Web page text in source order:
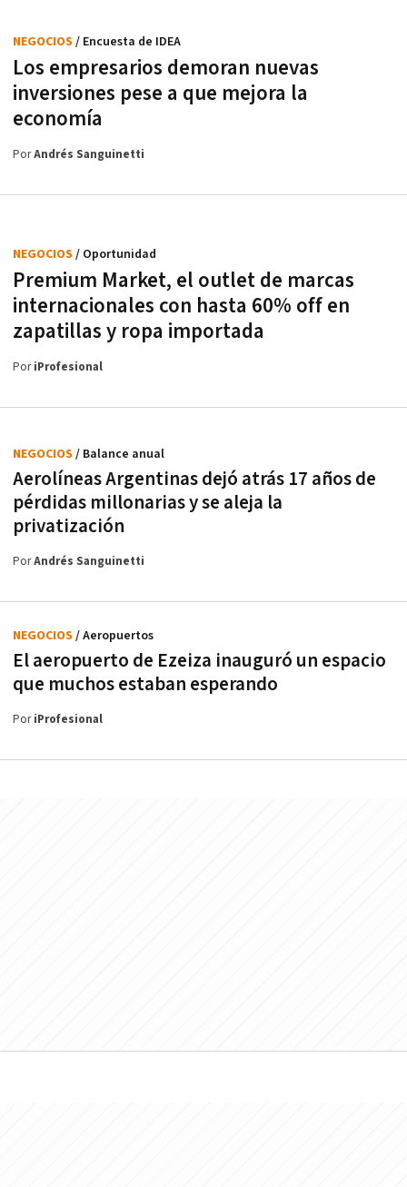
Los empresarios demoran nuevas
inversiones pese a que mejora la
economía
NEGOCIOS / Encuesta de IDEA
PorAndrés Sanguinetti
Premium Market, el outlet de marcas
internacionales con hasta 60% off en
zapatillas y ropa importada
NEGOCIOS / Oportunidad
PoriProfesional
Aerolíneas Argentinas dejó atrás 17 años de
pérdidas millonarias y se aleja la
privatización
NEGOCIOS / Balance anual
PorAndrés Sanguinetti
El aeropuerto de Ezeiza inauguró un espacio
que muchos estaban esperando
NEGOCIOS / Aeropuertos
PoriProfesional